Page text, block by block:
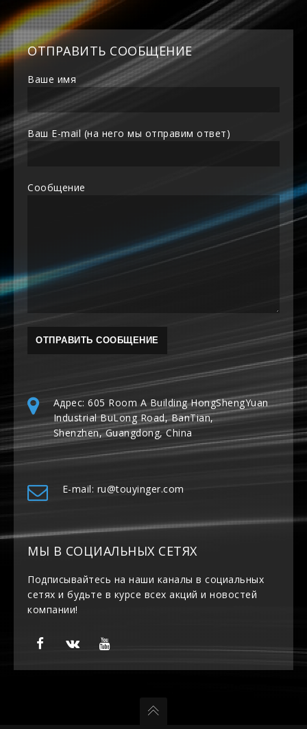
ОТПРАВИТЬ СООБЩЕНИЕ
Ваше имя
Ваш E-mail (на него мы отправим ответ)
Сообщение
Адрес: 605 Room A Building HongShengYuan
Industrial BuLong Road, BanTian,
Shenzhen, Guangdong, China
E-mail: ru@touyinger.com
МЫ В СОЦИАЛЬНЫХ СЕТЯХ
Подписывайтесь на наши каналы в социальных
сетях и будьте в курсе всех акций и новостей
компании!